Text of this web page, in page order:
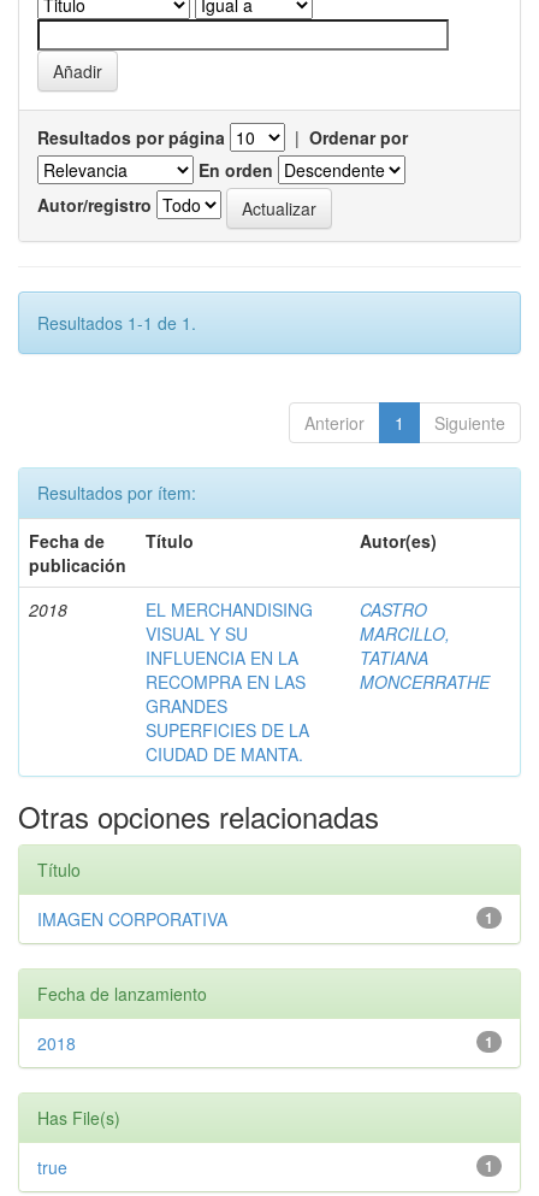
Resultados por página | Ordenar por
En orden
Autor/registro
Resultados 1-1 de 1.
Anterior 1 Siguiente
Resultados por ítem:
Fecha de
publicación
Título Autor(es)
2018
EL MERCHANDISING
VISUAL Y SU
INFLUENCIA EN LA
RECOMPRA EN LAS
GRANDES
SUPERFICIES DE LA
CIUDAD DE MANTA.
CASTRO
MARCILLO,
TATIANA
MONCERRATHE
Otras opciones relacionadas
Título
1
IMAGEN CORPORATIVA
Fecha de lanzamiento
1
2018
Has File(s)
1
true